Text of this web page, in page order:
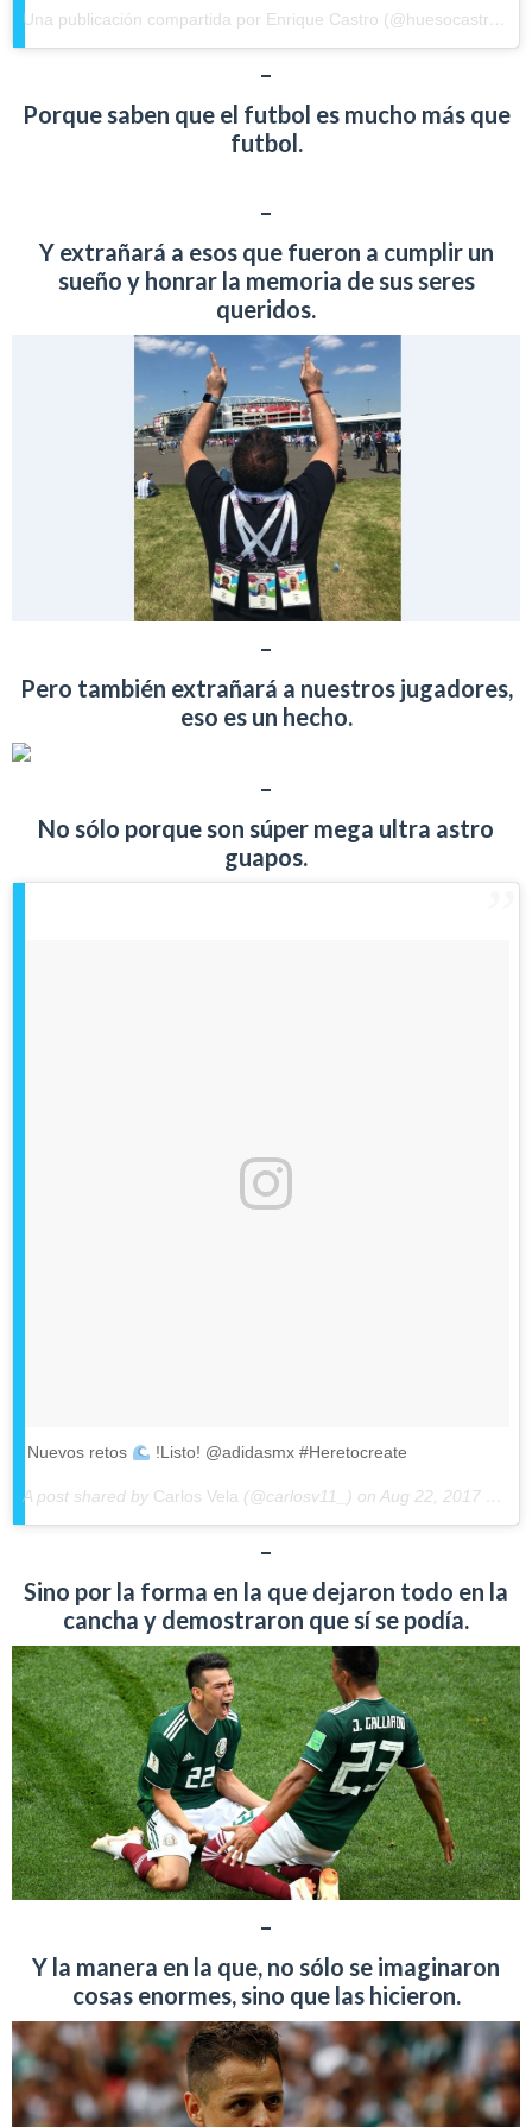
–
Porque saben que el futbol es mucho más que
futbol.
–
Y extrañará a esos que fueron a cumplir un
sueño y honrar la memoria de sus seres
queridos.
–
Pero también extrañará a nuestros jugadores,
eso es un hecho.
–
No sólo porque son súper mega ultra astro
guapos.
Nuevos retos !Listo! @adidasmx #Heretocreate
A post shared by Carlos Vela (@carlosv11_) on Aug 22, 2017 at 11:17am PDT
–
Sino por la forma en la que dejaron todo en la
cancha y demostraron que sí se podía.
–
Y la manera en la que, no sólo se imaginaron
cosas enormes, sino que las hicieron.